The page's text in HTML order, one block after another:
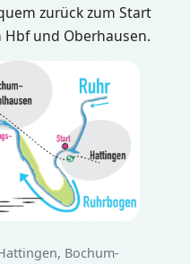
zurück zum Start
und Oberhausen.
Bochum-